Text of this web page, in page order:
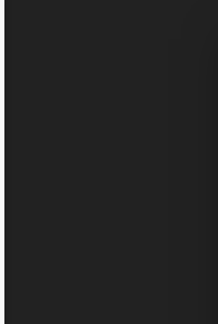
Sketchbook5,
Sketchbook5,
Sketchbook5,
Sketchbook5,